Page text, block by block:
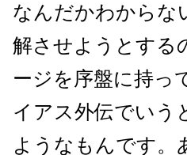
なんだかわからな
解させようとする
ージを序盤に持っ
イアス外伝でいう
ようなもんです。